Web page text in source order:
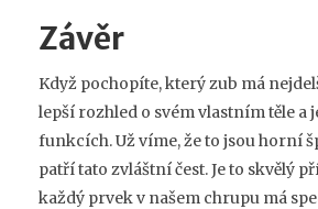
Závěr
Když pochopíte, který zub má
lepší rozhled o svém vlastním těle a
funkcích. Už víme, že to jsou horní
patří tato zvláštní čest. Je to skvělý
každý prvek v našem chrupu má